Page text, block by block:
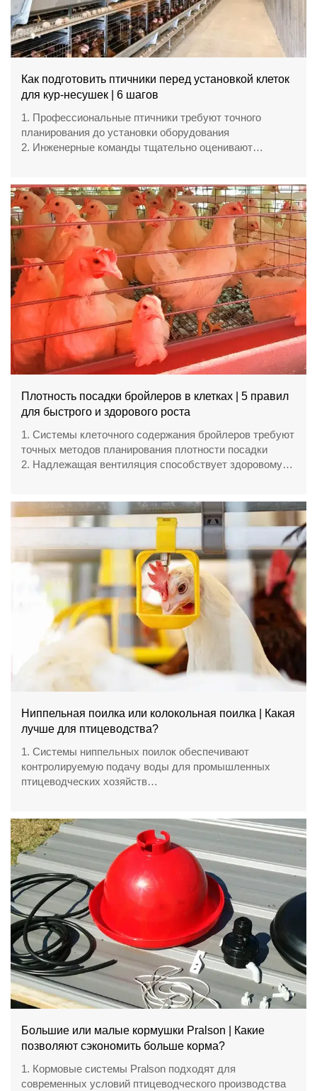
Как подготовить птичники перед установкой клеток
для кур-несушек | 6 шагов
1. Профессиональные птичники требуют точного
планирования до установки оборудования
2. Инженерные команды тщательно оценивают
3. Современные клеточные системы обеспечивают
организованное ведение хозяйства благодаря
комплексным проектным решениям
4. Техническая подготовка повышает точность
установки оборудования и эффективность управления
проектом
5. Отдел приёма обращений / WhatsApp:
+8618830120193
Плотность посадки бройлеров в клетках | 5 правил
для быстрого и здорового роста
1. Системы клеточного содержания бройлеров требуют
точных методов планирования плотности посадки
2. Надлежащая вентиляция способствует здоровому
повышает эффективность ежедневных фермерских
ценные данные для управления производством
5. Приёмная / WhatsApp NO. : +8618830120193
Ниппельная поилка или колокольная поилка | Какая
лучше для птицеводства?
1. Системы ниппельных поилок обеспечивают
контролируемую подачу воды для промышленных
птицеводческих хозяйств
3. Автоматические системы объединяют
трубопроводы, регуляторы и фильтрационные
компоненты
4. Современные фермы выбирают оборудование с
учетом требований к масштабам производства
5. Отдел приема / WhatsApp: +8618830120193
Большие или малые кормушки Pralson | Какие
позволяют сэкономить больше корма?
1. Кормовые системы Pralson подходят для
современных условий птицеводческого производства